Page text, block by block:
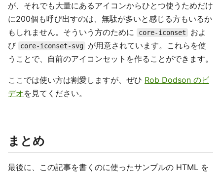
が、それでも大量にあるアイコンからひとつ使うためだけ
に200個も呼び出すのは、無駄が多いと感じる方もいるか
もしれません。そういう方のために
core-iconset
およ
び core-iconset-svg
が用意されています。これらを使
うことで、自前のアイコンセットを作ることができます。
ここでは使い方は割愛しますが、ぜひ Rob Dodson のビ
デオを見てください。
まとめ
最後に、この記事を書くのに使ったサンプルの HTML を